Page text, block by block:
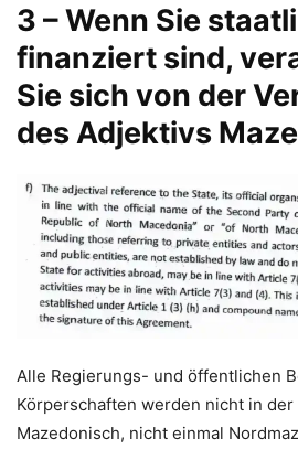
3 – Wenn Sie
finanziert sind,
Sie sich von der
des Adjektivs
Alle Regierungs- und öffentlichen
Körperschaften werden nicht in
Mazedonisch, nicht einmal